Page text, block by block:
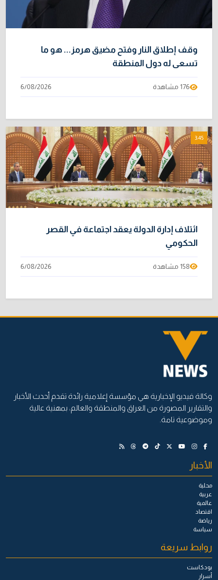
وقف إطلاق النار وفتح مضيق هرمز... هو ما
تسعى له دول المنطقة
176 مشاهدة 6/08/2026
3:45
ائتلاف إدارة الدولة يعقد اجتماعة في القصر
الحكومي
158 مشاهدة 6/08/2026
وكالة فيديو الإخبارية هي مؤسسة إعلامية رائدة تقدم أحدث الأخبار
والتقارير المصورة من العراق والمنطقة والعالم، بمهنية عالية
وموضوعية تامة.
الأخبار
محلية
عربية
عالمية
اقتصاد
رياضة
سياسة
روابط سريعة
بودكاست
أسرار